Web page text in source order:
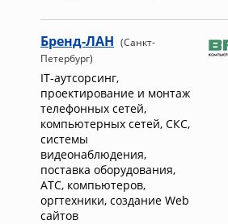
Бренд-ЛАН (Санкт-
Петербург)
IT-аутсорсинг,
проектирование и монтаж
телефонных сетей,
компьютерных сетей, СКС,
системы
видеонаблюдения,
поставка оборудования,
АТС, компьютеров,
оргтехники, создание Web
сайтов